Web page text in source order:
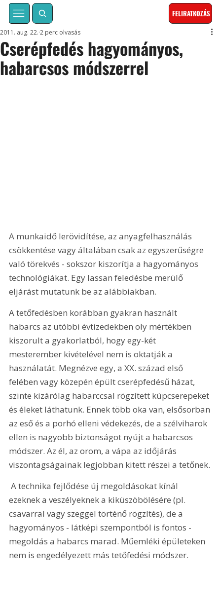
FELIRATKOZÁS
Cserépfedés hagyományos,
habarcsos módszerrel
2011. aug. 22. 2 perc olvasás
A munkaidő lerövidítése, az anyagfelhasználás
csökkentése vagy általában csak az egyszerűségre
való törekvés - sokszor kiszorítja a hagyományos
technológiákat. Egy lassan feledésbe merülő
eljárást mutatunk be az alábbiakban.
A tetőfedésben korábban gyakran használt
habarcs az utóbbi évtizedekben oly mértékben
kiszorult a gyakorlatból, hogy egy-két
mesterember kivételével nem is oktatják a
használatát. Megnézve egy, a XX. század első
felében vagy közepén épült cserépfedésű házat,
szinte kizárólag habarccsal rögzített kúpcserepeket
és éleket láthatunk. Ennek több oka van, elsősorban
az eső és a porhó elleni védekezés, de a szélviharok
ellen is nagyobb biztonságot nyújt a habarcsos
módszer. Az él, az orom, a vápa az időjárás
viszontagságainak legjobban kitett részei a tetőnek.
A technika fejlődése új megoldásokat kínál
ezeknek a veszélyeknek a kiküszöbölésére (pl.
csavarral vagy szeggel történő rögzítés), de a
hagyományos - látképi szempontból is fontos -
megoldás a habarcs marad. Műemléki épületeken
nem is engedélyezett más tetőfedési módszer.